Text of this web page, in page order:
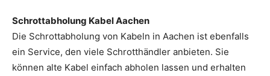
Schrottabholung Kabel Aachen
Die Schrottabholung von Kabeln in Aachen ist ebenfalls
ein Service, den viele Schrotthändler anbieten. Sie
können alte Kabel einfach abholen lassen und erhalten